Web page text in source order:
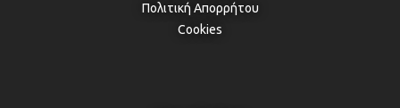
Πολιτική Απορρήτου
Cookies